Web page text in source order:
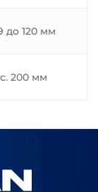
до 120 мм
200 мм